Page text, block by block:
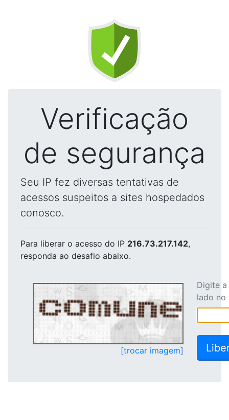
Verificação
de segurança
Seu IP fez diversas tentativas de
acessos suspeitos a sites hospedados
conosco.
Para liberar o acesso do IP 216.73.217.142,
responda ao desafio abaixo.
[trocar imagem]
Digite
lado no